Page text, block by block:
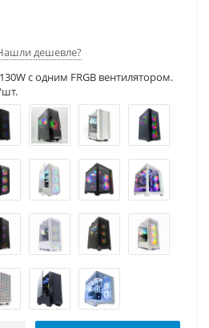
дешевле?
c одним FRGB вентилятором.
шт.